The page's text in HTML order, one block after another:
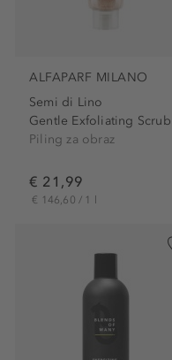
ALFAPARF MILANO
Semi di Lino
Gentle Exfoliating Scrub
Piling za obraz
€ 21,99
€ 146,60 / 1 l